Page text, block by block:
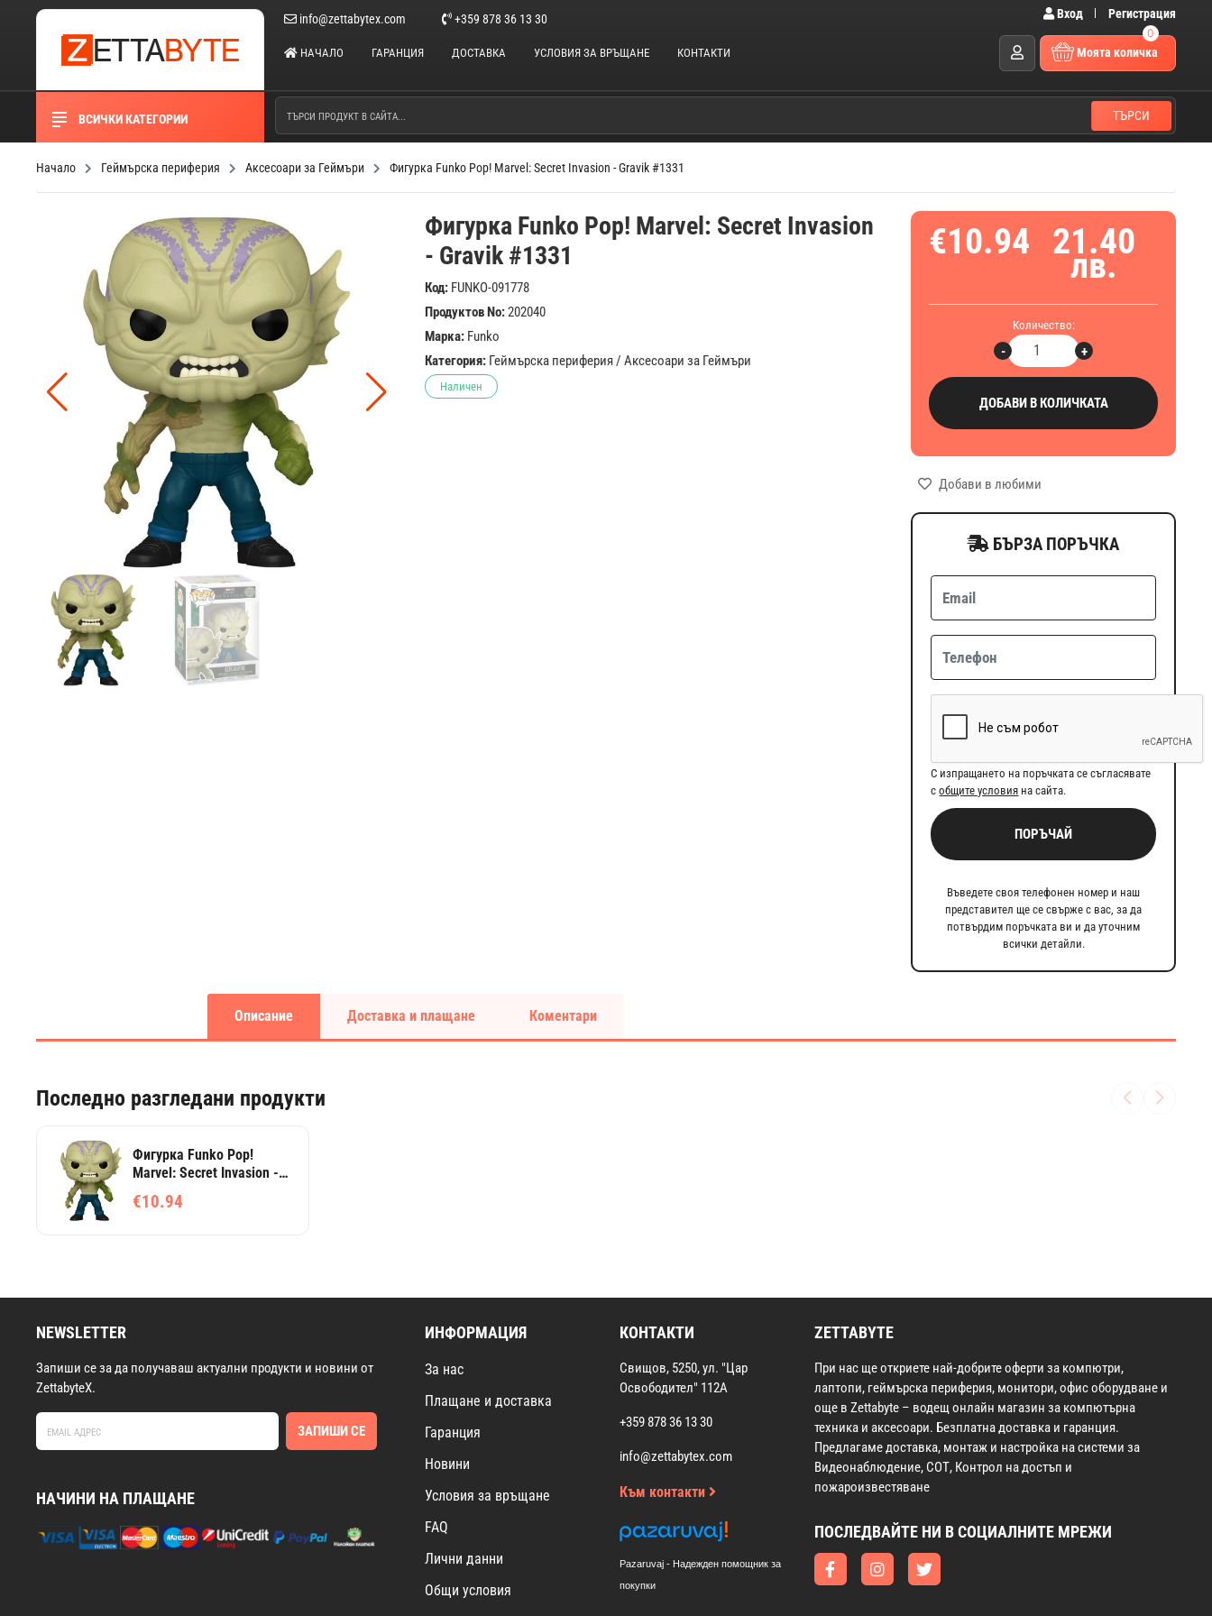
info@zettabytex.com +359 878 36 13 30 Вход Регистрация
НАЧАЛО ГАРАНЦИЯ ДОСТАВКА УСЛОВИЯ ЗА ВРЪЩАНЕ КОНТАКТИ
0
Моята количка
ВСИЧКИ КАТЕГОРИИ ТЪРСИ
Начало Геймърска периферия Аксесоари за Геймъри Фигурка Funko Pop! Marvel: Secret Invasion - Gravik #1331
Фигурка Funko Pop! Marvel: Secret Invasion
- Gravik #1331
Код: FUNKO-091778
Продуктов No:202040
Марка: Funko
Категория: Геймърска периферия/Аксесоари за Геймъри
Наличен
€10.94 21.40
лв.
Количество:
+
-
ДОБАВИ В КОЛИЧКАТА
Добави в любими
БЪРЗА ПОРЪЧКА
С изпращането на поръчката се съгласявате
собщите условия на сайта.
ПОРЪЧАЙ
Въведете своя телефонен номер и наш
представител ще се свърже с вас, за да
потвърдим поръчката ви и да уточним
всички детайли.
Описание Доставка и плащане Коментари
Последно разгледани продукти
Фигурка Funko Pop!
Marvel: Secret Invasion -
€10.94
NEWSLETTER
Запиши се за да получаваш актуални продукти и новини от
ZettabyteX.
ЗАПИШИ СЕ
НАЧИНИ НА ПЛАЩАНЕ
ИНФОРМАЦИЯ
За нас
Плащане и доставка
Гаранция
Новини
Условия за връщане
FAQ
Лични данни
Общи условия
КОНТАКТИ
Свищов, 5250, ул. "Цар
Освободител" 112А
+359 878 36 13 30
info@zettabytex.com
Към контакти
Pazaruvaj - Надежден помощник за
покупки
ZETTABYTE
При нас ще откриете най-добрите оферти за компютри,
лаптопи, геймърска периферия, монитори, офис оборудване и
още в Zettabyte – водещ онлайн магазин за компютърна
техника и аксесоари. Безплатна доставка и гаранция.
Предлагаме доставка, монтаж и настройка на системи за
Видеонаблюдение, СОТ, Контрол на достъп и
пожароизвестяване
ПОСЛЕДВАЙТЕ НИ В СОЦИАЛНИТЕ МРЕЖИ